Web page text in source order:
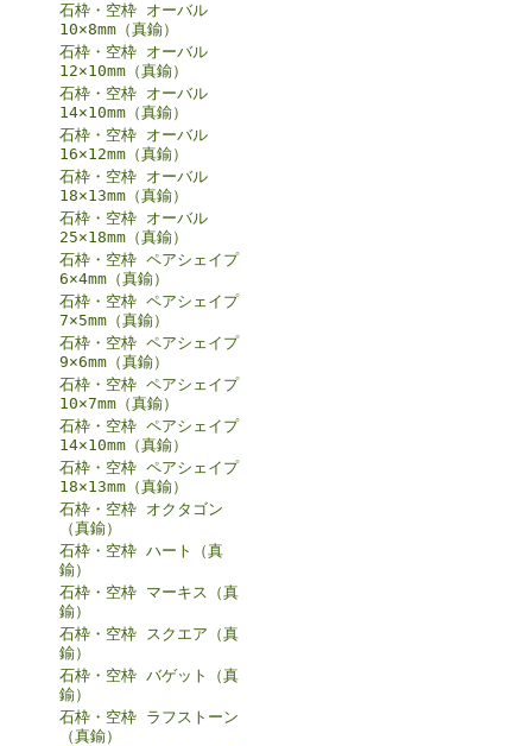
石枠・空枠 オーバル
10×8mm（真鍮）
石枠・空枠 オーバル
12×10mm（真鍮）
石枠・空枠 オーバル
14×10mm（真鍮）
石枠・空枠 オーバル
16×12mm（真鍮）
石枠・空枠 オーバル
18×13mm（真鍮）
石枠・空枠 オーバル
25×18mm（真鍮）
石枠・空枠 ペアシェイプ
6×4mm（真鍮）
石枠・空枠 ペアシェイプ
7×5mm（真鍮）
石枠・空枠 ペアシェイプ
9×6mm（真鍮）
石枠・空枠 ペアシェイプ
10×7mm（真鍮）
石枠・空枠 ペアシェイプ
14×10mm（真鍮）
石枠・空枠 ペアシェイプ
18×13mm（真鍮）
石枠・空枠 オクタゴン
（真鍮）
石枠・空枠 ハート（真
鍮）
石枠・空枠 マーキス（真
鍮）
石枠・空枠 スクエア（真
鍮）
石枠・空枠 バゲット（真
鍮）
石枠・空枠 ラフストーン
（真鍮）